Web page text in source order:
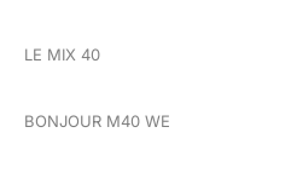
LE MIX 40
BONJOUR M40 WE